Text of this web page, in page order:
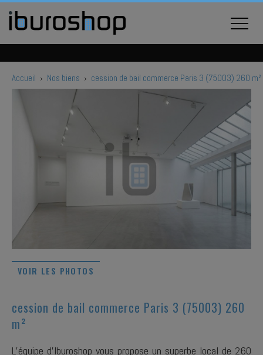
Accueil › Nos biens › cession de bail commerce Paris 3 (75003) 260 m²
VOIR LES PHOTOS
cession de bail commerce Paris 3 (75003) 260
m²
L’équipe d’Iburoshop vous propose un superbe local de 260